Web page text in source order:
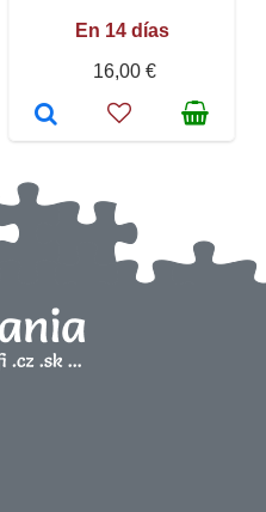
En 14 días
16,00 €